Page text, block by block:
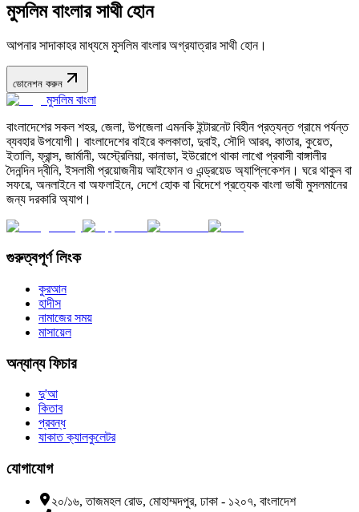
মুসলিম বাংলার সাথী হোন
আপনার সাদাকাহর মাধ্যমে মুসলিম বাংলার অগ্রযাত্রার সাথী হোন।
ডোনেশন করুন
মুসলিম বাংলা
বাংলাদেশের সকল শহর, জেলা, উপজেলা এমনকি ইন্টারনেট বিহীন প্রত্যন্ত গ্রামে পর্যন্ত
ব্যবহার উপযোগী। বাংলাদেশের বাইরে কলকাতা, দুবাই, সৌদি আরব, কাতার, কুয়েত,
ইতালি, ফ্রান্স, জার্মানী, অস্ট্রেলিয়া, কানাডা, ইউরোপে থাকা লাখো প্রবাসী বাঙ্গালীর
দৈনন্দিন দ্বীনি, ইসলামী প্রয়োজনীয় আইফোন ও এন্ড্রয়েড অ্যাপ্লিকেশন। ঘরে থাকুন বা
সফরে, অনলাইনে বা অফলাইনে, দেশে হোক বা বিদেশে প্রত্যেক বাংলা ভাষী মুসলমানের
জন্য দরকারি অ্যাপ।
গুরুত্বপূর্ণ লিংক
কুরআন
হাদীস
নামাজের সময়
মাসায়েল
অন্যান্য ফিচার
দু'আ
কিতাব
প্রবন্ধ
যাকাত ক্যালকুলেটর
যোগাযোগ
২০/১৬, তাজমহল রোড, মোহাম্মদপুর, ঢাকা - ১২০৭, বাংলাদেশ